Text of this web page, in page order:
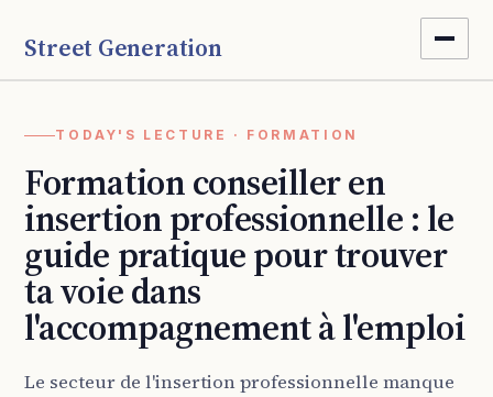
Street Generation
TODAY'S LECTURE · FORMATION
Formation conseiller en
insertion professionnelle : le
guide pratique pour trouver
ta voie dans
l'accompagnement à l'emploi
Le secteur de l'insertion professionnelle manque